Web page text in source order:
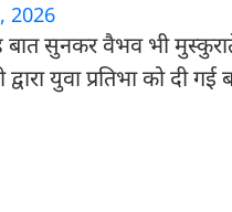
2026
बात सुनकर वैभव भी
युवा प्रतिभा को दी